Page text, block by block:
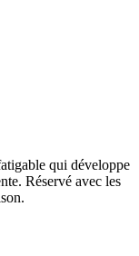
qui développe
Réservé avec les